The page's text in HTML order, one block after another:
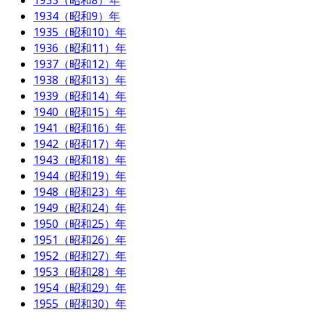
1934（昭和9）年
1935（昭和10）年
1936（昭和11）年
1937（昭和12）年
1938（昭和13）年
1939（昭和14）年
1940（昭和15）年
1941（昭和16）年
1942（昭和17）年
1943（昭和18）年
1944（昭和19）年
1948（昭和23）年
1949（昭和24）年
1950（昭和25）年
1951（昭和26）年
1952（昭和27）年
1953（昭和28）年
1954（昭和29）年
1955（昭和30）年